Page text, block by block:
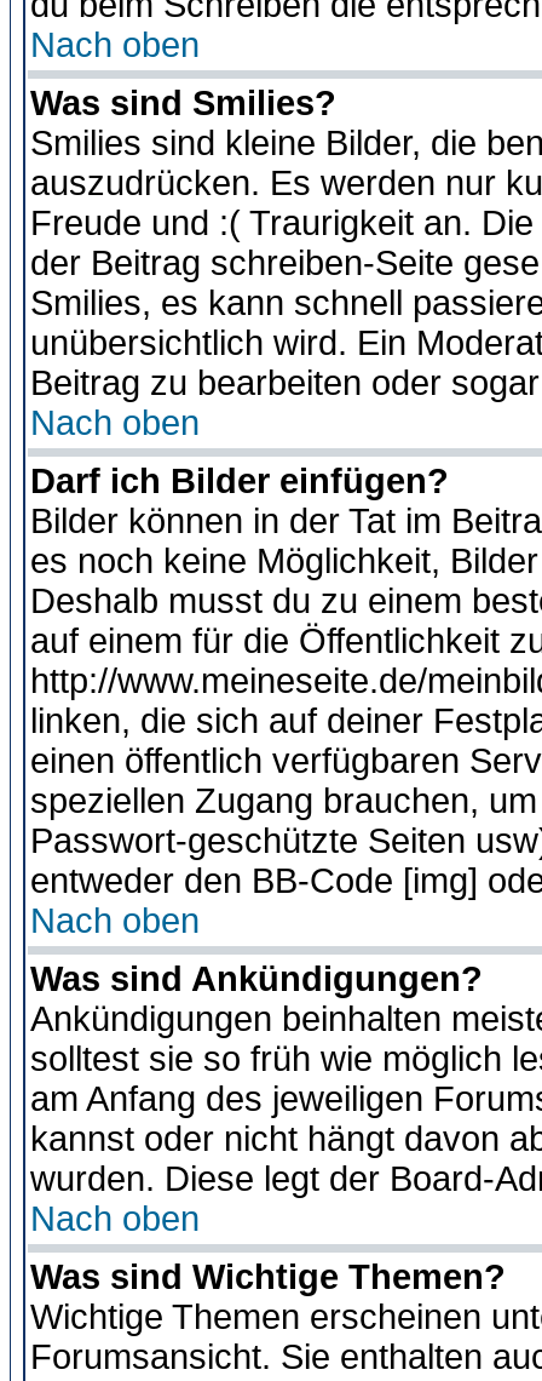
Nach oben
Was sind Smilies?
Smilies sind kleine Bilder, die
auszudrücken. Es werden nur
Freude und :( Traurigkeit an.
der Beitrag schreiben-Seite
Smilies, es kann schnell
unübersichtlich wird. Ein
Beitrag zu bearbeiten oder
Nach oben
Darf ich Bilder einfügen?
Bilder können in der Tat im
es noch keine Möglichkeit,
Deshalb musst du zu einem
auf einem für die Öffentlichkeit
http://www.meineseite.de/
linken, die sich auf deiner
einen öffentlich verfügbaren
speziellen Zugang brauchen,
Passwort-geschützte Seiten
entweder den BB-Code [img]
Nach oben
Was sind Ankündigungen?
Ankündigungen beinhalten
solltest sie so früh wie möglich
am Anfang des jeweiligen
kannst oder nicht hängt davon
wurden. Diese legt der Board-
Nach oben
Was sind Wichtige Themen?
Wichtige Themen erscheinen
Forumsansicht. Sie enthalten